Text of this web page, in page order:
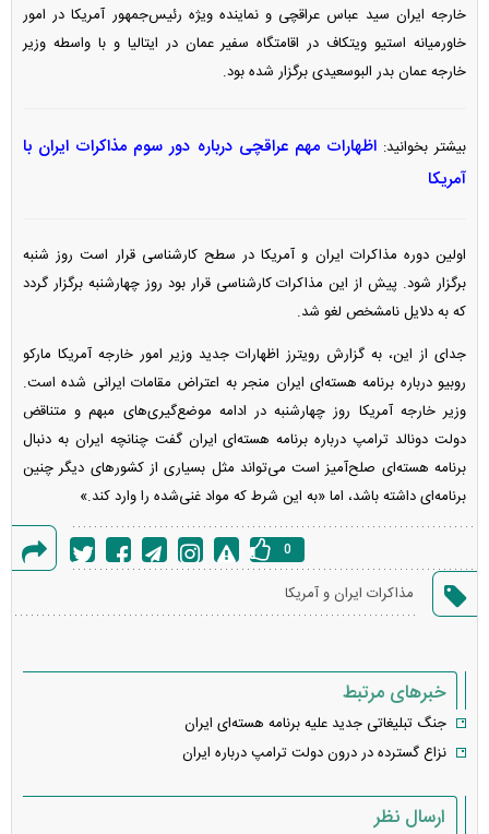
خارجه ایران سید عباس عراقچی و نماینده ویژه رئیس‌جمهور آمریکا در امور
خاورمیانه استیو ویتکاف در اقامتگاه سفیر عمان در ایتالیا و با واسطه وزیر
خارجه عمان بدر البوسعیدی برگزار شده بود.
بیشتر بخوانید:اظهارات مهم عراقچی درباره دور سوم مذاکرات ایران با
آمریکا
اولین دوره مذاکرات ایران و آمریکا در سطح کارشناسی قرار است روز شنبه
برگزار شود. پیش از این مذاکرات کارشناسی قرار بود روز چهارشنبه برگزار گردد
که به دلایل نامشخص لغو شد.
جدای از این، به گزارش رویترز اظهارات جدید وزیر امور خارجه آمریکا مارکو
روبیو درباره برنامه هسته‌ای ایران منجر به اعتراض مقامات ایرانی شده است.
وزیر خارجه آمریکا روز چهارشنبه در ادامه موضع‌گیری‌های مبهم و متناقض
دولت دونالد ترامپ درباره برنامه هسته‌ای ایران گفت چنانچه ایران به دنبال
برنامه هسته‌ای صلح‌آمیز است می‌تواند مثل بسیاری از کشور‌های دیگر چنین
برنامه‌ای داشته باشد، اما «به این شرط که مواد غنی‌شده را وارد کند.»
خطا
0
مذاکرات ایران و آمریکا
خبرهای مرتبط
جنگ تبلیغاتی جدید علیه برنامه هسته‌ای ایران
نزاع گسترده در درون دولت ترامپ درباره ایران
ارسال نظر